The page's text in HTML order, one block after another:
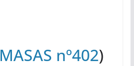
MASAS nº402)